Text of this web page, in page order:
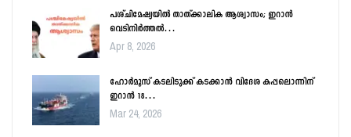
പശ്ചിമേഷ്യയിൽ താത്ക്കാലിക ആശ്വാസം; ഇറാൻ
വെടിനിർത്തൽ…
Apr 8, 2026
ഹോർമൂസ് കടലിടുക്ക് കടക്കാൻ വിദേശ കപ്പലൊന്നിന്
ഇറാൻ 18…
Mar 24, 2026